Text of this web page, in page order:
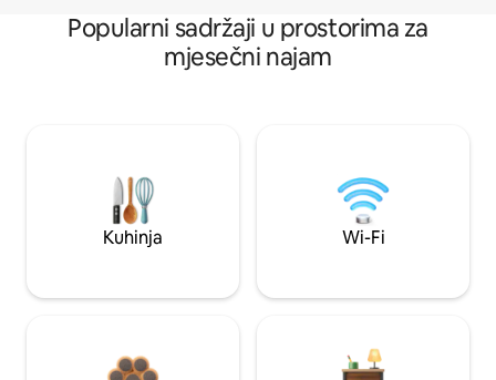
Popularni sadržaji u prostorima za
mjesečni najam
Kuhinja Wi-Fi